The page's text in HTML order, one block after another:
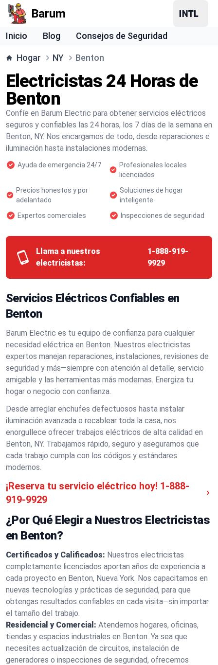
Barum
Inicio Blog Consejos de Seguridad
Hogar NY Benton
Electricistas 24 Horas de
Benton
Confíe en Barum Electric para obtener servicios eléctricos
seguros y confiables las 24 horas, los 7 días de la semana en
Benton, NY. Nos encargamos de todo, desde reparaciones e
iluminación hasta instalaciones modernas.
Ayuda de emergencia 24/7
Profesionales locales
licenciados
Precios honestos y por
adelantado
Soluciones de hogar
inteligente
Expertos comerciales
Inspecciones de seguridad
Llama a nuestros
electricistas:
1-888-919-
9929
Servicios Eléctricos Confiables en
Benton
Barum Electric es tu equipo de confianza para cualquier
necesidad eléctrica en Benton. Nuestros electricistas
expertos manejan reparaciones, instalaciones, revisiones de
seguridad y más—siempre con atención al detalle, servicio
amigable y las herramientas más modernas. Energiza tu
hogar o negocio con confianza.
Desde arreglar enchufes defectuosos hasta instalar
iluminación avanzada o recablear toda la casa, nos
enorgullece ofrecer trabajos eléctricos de alta calidad en
Benton, NY. Trabajamos rápido, seguro y aseguramos que
cada trabajo cumpla con los códigos y estándares
modernos.
¡Reserva tu servicio eléctrico hoy! 1-888-
919-9929
¿Por Qué Elegir a Nuestros Electricistas
en Benton?
Certificados y Calificados: Nuestros electricistas
completamente licenciados aportan años de experiencia a
cada proyecto en Benton, Nueva York. Nos capacitamos en
nuevas tecnologías y prácticas de seguridad, para que
obtengas resultados confiables en cada visita—sin importar
el tamaño del trabajo.
Residencial y Comercial: Atendemos hogares, oficinas,
tiendas y espacios industriales en Benton. Ya sea que
necesites actualización de circuitos, instalación de
generadores o inspecciones de seguridad, ofrecemos